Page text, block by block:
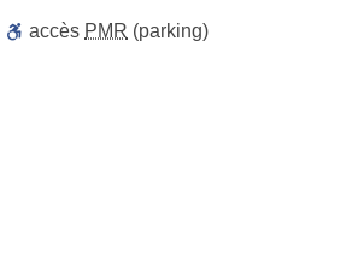
accès PMR (parking)